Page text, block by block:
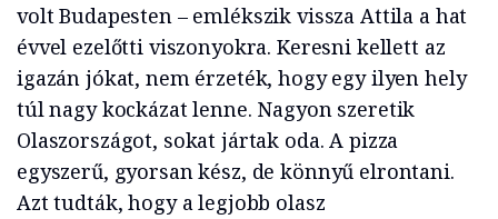
volt Budapesten – emlékszik vissza Attila a hat
évvel ezelőtti viszonyokra. Keresni kellett az
igazán jókat, nem érzeték, hogy egy ilyen hely
túl nagy kockázat lenne. Nagyon szeretik
Olaszországot, sokat jártak oda. A pizza
egyszerű, gyorsan kész, de könnyű elrontani.
Azt tudták, hogy a legjobb olasz